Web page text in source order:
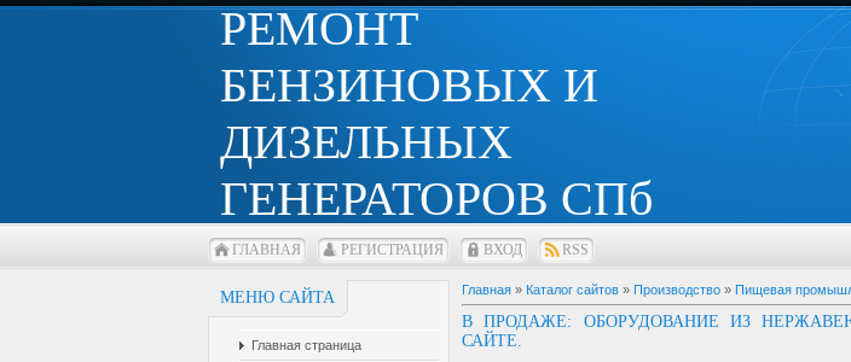
РЕМОНТ
БЕНЗИНОВЫХ И
ДИЗЕЛЬНЫХ
ГЕНЕРАТОРОВ СПб
ГЛАВНАЯ РЕГИСТРАЦИЯ ВХОД RSS
МЕНЮ САЙТА
Главная страница
Главная » Каталог сайтов » Производство » Пищевая
В ПРОДАЖЕ: ОБОРУДОВАНИЕ ИЗ
САЙТЕ.